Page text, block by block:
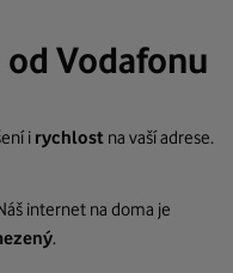
Vodafonu
i rychlost na vaší adrese.
internet na doma je
.